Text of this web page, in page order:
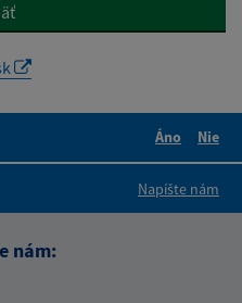
Áno
Nie
Napíšte nám
nám: